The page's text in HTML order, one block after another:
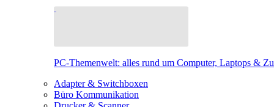
PC-Themenwelt: alles rund um Computer, Laptops &
Adapter & Switchboxen
Büro Kommunikation